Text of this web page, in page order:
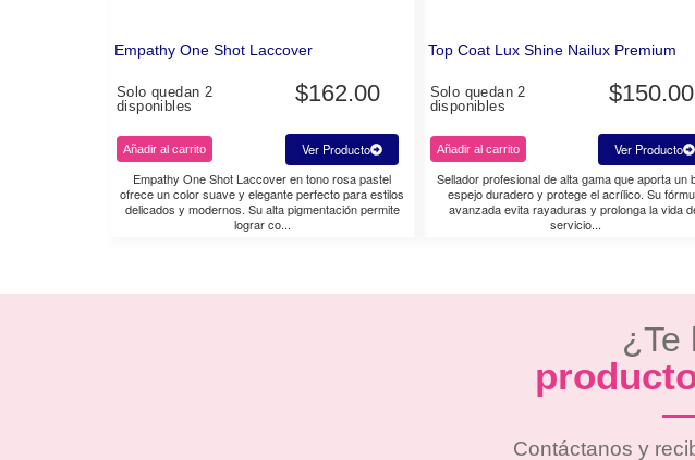
Empathy One Shot Laccover
Solo quedan 2
disponibles
$162.00
Añadir al carrito
Ver Producto
Empathy One Shot Laccover en tono rosa pastel
ofrece un color suave y elegante perfecto para estilos
delicados y modernos. Su alta pigmentación permite
lograr co...
Top Coat Lux Shine Nailux Premium
Solo quedan 2
disponibles
$150.00
Añadir al carrito
Ver Producto
Sellador profesional de alta gama que aporta un
espejo duradero y protege el acrílico. Su
avanzada evita rayaduras y prolonga la vida
servicio...
¿Te
Contáctanos y